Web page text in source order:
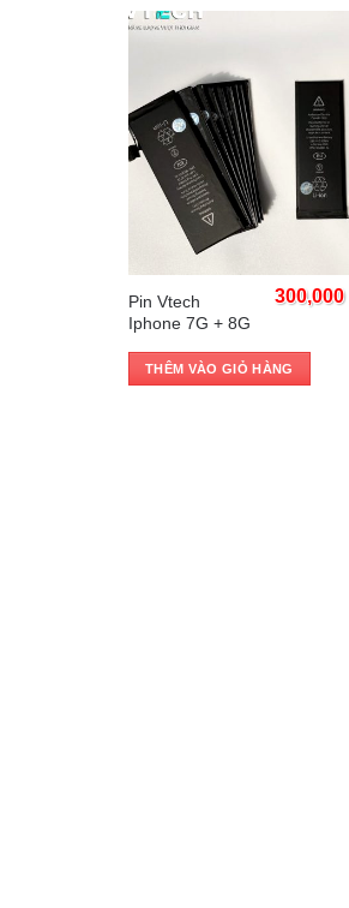
Trả góp 0%
Pin Vtech
Iphone 7G + 8G
300,000
THÊM VÀO GIỎ HÀNG